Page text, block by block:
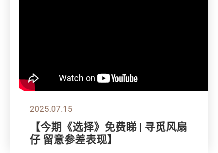
2025.07.15
【今期《选择》免费睇 | 寻觅风扇
仔 留意参差表现】